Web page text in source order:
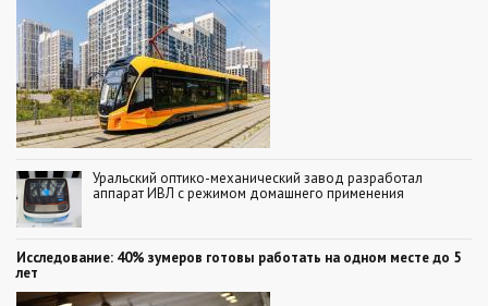
Уральский оптико-механический завод разработал
аппарат ИВЛ с режимом домашнего применения
Исследование: 40% зумеров готовы работать на одном месте до 5
лет